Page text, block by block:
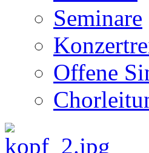
Seminare
Offene